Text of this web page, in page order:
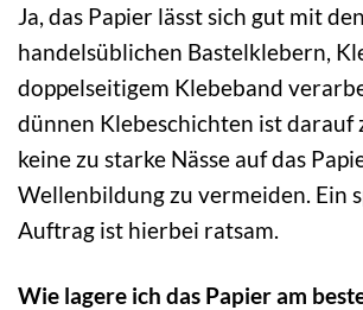
Ja, das Papier lässt sich gut mit
handelsüblichen Bastelklebern,
doppelseitigem Klebeband
dünnen Klebeschichten ist darauf
keine zu starke Nässe auf das
Wellenbildung zu vermeiden. Ein
Auftrag ist hierbei ratsam.
Wie lagere ich das Papier am